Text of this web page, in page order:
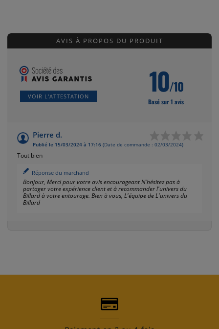
AVIS À PROPOS DU PRODUIT
VOIR L'ATTESTATION 10/10
Basé sur 1 avis
Pierre d.
Publié le 15/03/2024 à 17:16 (Date de commande : 02/03/2024)
Tout bien
Réponse du marchand
Bonjour, Merci pour votre avis encourageant N'hésitez pas à
partager votre expérience client et à recommander l'univers du
Billard à votre entourage. Bien à vous, L'équipe de L'univers du
Billard